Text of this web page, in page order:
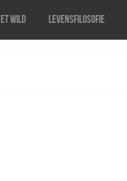
wild Levensfilosofie